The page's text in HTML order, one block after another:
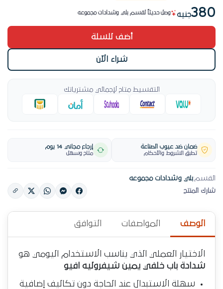
380جنيه
وصل حديثاً لقسم بلي وشدادات مجموعه
أضف للسلة
شراء الآن
التقسيط متاح لإجمالي مشترياتك
ضمان ضد عيوب الصناعة
تطبق الشروط والأحكام
إرجاع مجاني 14 يوم
متاح وسهل
القسم:بلي وشدادات مجموعه
شارك المنتج
الوصف المواصفات التوافق
الاختيار العملي الذي يناسب الاستخدام اليومي هو
شدادة باب خلفي يمين شيفروليه افيو
سهلة الاستبدال عند الحاجة دون تكاليف إضافية